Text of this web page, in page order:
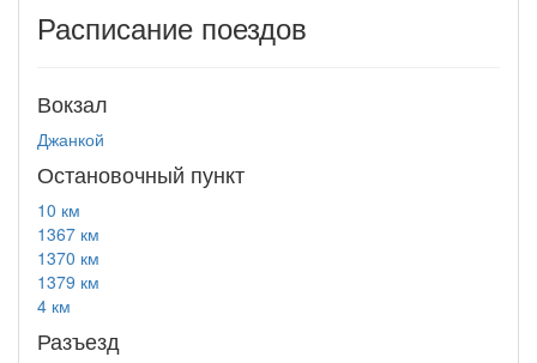
Расписание поездов
Вокзал
Джанкой
Остановочный пункт
10 км
1367 км
1370 км
1379 км
4 км
Разъезд